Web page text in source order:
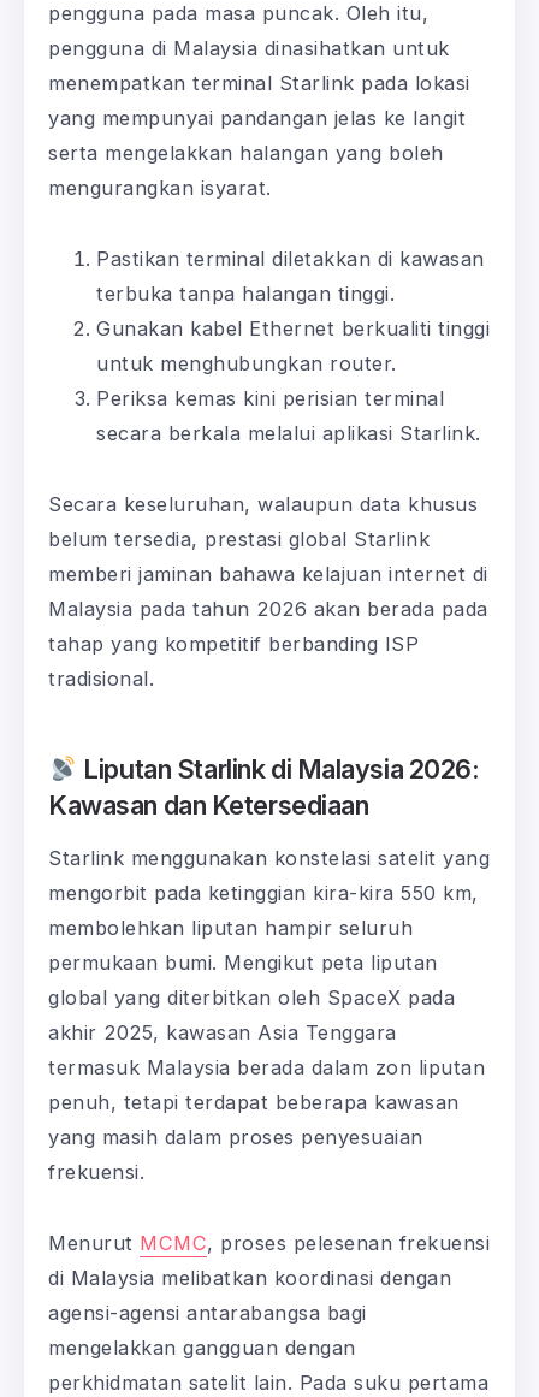
pengguna pada masa puncak. Oleh itu,
pengguna di Malaysia dinasihatkan untuk
menempatkan terminal Starlink pada lokasi
yang mempunyai pandangan jelas ke langit
serta mengelakkan halangan yang boleh
mengurangkan isyarat.
Pastikan terminal diletakkan di kawasan
terbuka tanpa halangan tinggi.
Gunakan kabel Ethernet berkualiti tinggi
untuk menghubungkan router.
Periksa kemas kini perisian terminal
secara berkala melalui aplikasi Starlink.
Secara keseluruhan, walaupun data khusus
belum tersedia, prestasi global Starlink
memberi jaminan bahawa kelajuan internet di
Malaysia pada tahun 2026 akan berada pada
tahap yang kompetitif berbanding ISP
tradisional.
Liputan Starlink di Malaysia 2026:
Kawasan dan Ketersediaan
Starlink menggunakan konstelasi satelit yang
mengorbit pada ketinggian kira-kira 550 km,
membolehkan liputan hampir seluruh
permukaan bumi. Mengikut peta liputan
global yang diterbitkan oleh SpaceX pada
akhir 2025, kawasan Asia Tenggara
termasuk Malaysia berada dalam zon liputan
penuh, tetapi terdapat beberapa kawasan
yang masih dalam proses penyesuaian
frekuensi.
Menurut MCMC, proses pelesenan frekuensi
di Malaysia melibatkan koordinasi dengan
agensi-agensi antarabangsa bagi
mengelakkan gangguan dengan
perkhidmatan satelit lain. Pada suku pertama